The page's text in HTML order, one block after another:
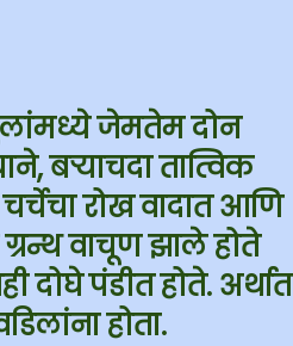
जेमतेम दोन
बऱ्याचदा तात्विक
रोख वादात आणि
वाचूण झाले होते
दोघे पंडीत होते. अर्थात
होता.